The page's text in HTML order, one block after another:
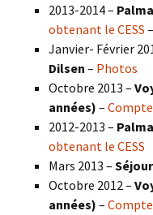
2013-2014 –
obtenant le CESS –
Janvier- Février
Dilsen – Photos
Octobre 2013 –
années) –
2012-2013 –
obtenant le CESS
Mars 2013 –
Octobre 2012 –
années) –